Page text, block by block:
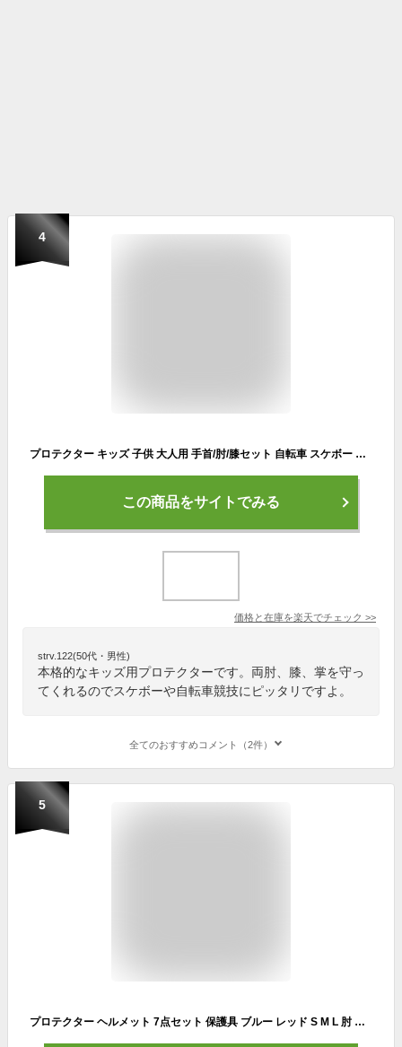
4
プロテクター キッズ 子供 大人用 手首/肘/膝セット 自転車 スケボー バイク 国内衝撃試験クリア Moonwalk ポイント消化
この商品をサイトでみる
価格と在庫を楽天でチェック >>
strv.122(50代・男性)
本格的なキッズ用プロテクターです。両肘、膝、掌を守っ
てくれるのでスケボーや自転車競技にピッタリですよ。
全てのおすすめコメント（2件）
5
プロテクター ヘルメット 7点セット 保護具 ブルー レッド S M L 肘 膝 手首 大人用 子供用 外遊び 安全具 セーフティギア キッズ ジュニア 小学生 怪我対策 保護プロテクター 男の子 女の子 スケボー インラインスケート 区分80S LB-205